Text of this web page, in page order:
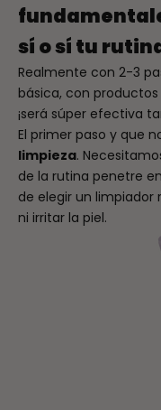
sí o sí tu
Realmente con 2-3
básica, con
¡será súper efectiva
El primer paso y que
limpieza.
de la rutina penetre
de elegir un limpiador
ni irritar la piel.